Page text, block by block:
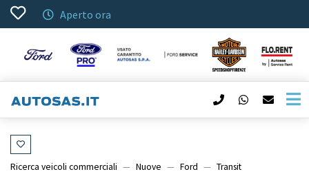
Aperto ora
Ricerca veicoli commerciali Nuove Ford Transit